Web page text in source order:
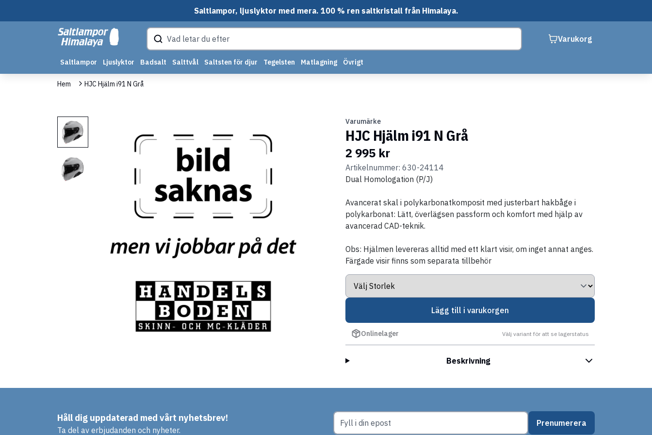
Saltlampor, ljuslyktor med mera. 100 % ren saltkristall från Himalaya.
Varukorg
Saltlampor Ljuslyktor Badsalt Salttvål Saltsten för djur Tegelsten Matlagning Övrigt
Hem HJC Hjälm i91 N Grå
Varumärke
HJC Hjälm i91 N Grå
2 995 kr
Artikelnummer: 630-24114
Dual Homologation (P/J)
Avancerat skal i polykarbonatkomposit med justerbart hakbåge i
polykarbonat: Lätt, överlägsen passform och komfort med hjälp av
avancerad CAD-teknik.
Obs: Hjälmen levereras alltid med ett klart visir, om inget annat anges.
Färgade visir finns som separata tillbehör
Lägg till i varukorgen
Onlinelager Välj variant för att se lagerstatus
Beskrivning
Håll dig uppdaterad med vårt nyhetsbrev!
Ta del av erbjudanden och nyheter.
Prenumerera